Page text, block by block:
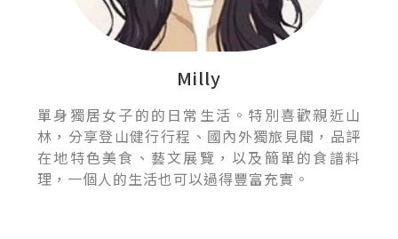
Milly
單身獨居女子的的日常生活。特別喜歡親近山
林，分享登山健行行程、國內外獨旅見聞，品評
在地特色美食、藝文展覽，以及簡單的食譜料
理，一個人的生活也可以過得豐富充實。